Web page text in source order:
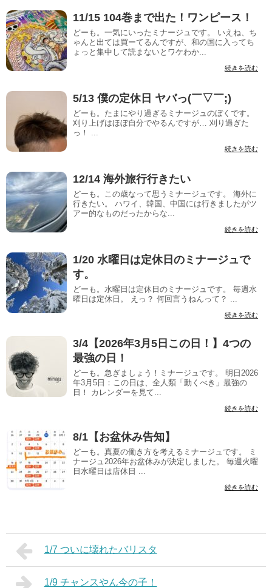
11/15 104巻まで出た！ワンピース！
どーも。一気にいったミナージュです。 いえね、ち
ゃんと出ては買ーてるんですが、和の国に入ってち
ょっと集中して読まないとワケわか...
続きを読む
5/13 僕の定休日 ヤバっ(￣▽￣;)
どーも。たまにやり過ぎるミナージュのぼくです。
刈り上げはほぼ自分でやるんですが… 刈り過ぎた
っ！ ...
続きを読む
12/14 海外旅行行きたい
どーも。この歳なって思うミナージュです。 海外に
行きたい。 ハワイ、韓国、中国には行きましたがツ
アー的なものだったからな...
続きを読む
1/20 水曜日は定休日のミナージュで
す。
どーも。水曜日は定休日のミナージュです。 毎週水
曜日は定休日。 えっ？ 何回言うねんって？ ...
続きを読む
3/4【2026年3月5日この日！】4つの
最強の日！
どーも。急ぎましょう！ミナージュです。 明日2026
年3月5日：この日は、全人類「動くべき」最強の
日！ カレンダーを見て...
続きを読む
8/1【お盆休み告知】
どーも。真夏の働き方を考えるミナージュです。 ミ
ナージュ2026年お盆休みが決定しました。 毎週火曜
日水曜日は店休日 ...
続きを読む
1/7 ついに壊れたバリスタ
1/9 チャンスやん今の子！